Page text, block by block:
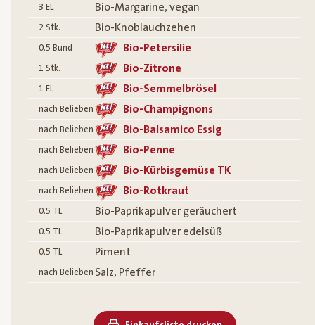
3 EL Bio-Margarine, vegan
2 Stk. Bio-Knoblauchzehen
0.5 Bund Bio-Petersilie
1 Stk. Bio-Zitrone
1 EL Bio-Semmelbrösel
nach Belieben Bio-Champignons
nach Belieben Bio-Balsamico Essig
nach Belieben Bio-Penne
nach Belieben Bio-Kürbisgemüse TK
nach Belieben Bio-Rotkraut
0.5 TL Bio-Paprikapulver geräuchert
0.5 TL Bio-Paprikapulver edelsüß
0.5 TL Piment
nach Belieben Salz, Pfeffer